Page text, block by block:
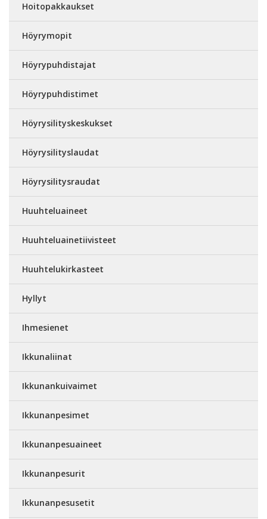
Hoitopakkaukset
Höyrymopit
Höyrypuhdistajat
Höyrypuhdistimet
Höyrysilityskeskukset
Höyrysilityslaudat
Höyrysilitysraudat
Huuhteluaineet
Huuhteluainetiivisteet
Huuhtelukirkasteet
Hyllyt
Ihmesienet
Ikkunaliinat
Ikkunankuivaimet
Ikkunanpesimet
Ikkunanpesuaineet
Ikkunanpesurit
Ikkunanpesusetit